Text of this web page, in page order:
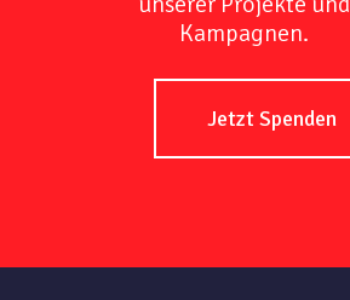
Kampagnen.
Jetzt Spenden